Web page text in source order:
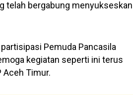
telah bergabung menyukseskan
Pemuda Pancasila
kegiatan seperti ini terus
Aceh Timur.